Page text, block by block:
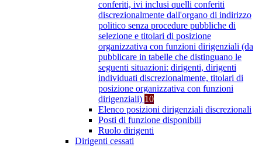
conferiti, ivi inclusi quelli conferiti
discrezionalmente dall'organo di indirizzo
politico senza procedure pubbliche di
selezione e titolari di posizione
organizzativa con funzioni dirigenziali (da
pubblicare in tabelle che distinguano le
seguenti situazioni: dirigenti, dirigenti
individuati discrezionalmente, titolari di
posizione organizzativa con funzioni
dirigenziali) 10
Elenco posizioni dirigenziali discrezionali
Posti di funzione disponibili
Ruolo dirigenti
Dirigenti cessati